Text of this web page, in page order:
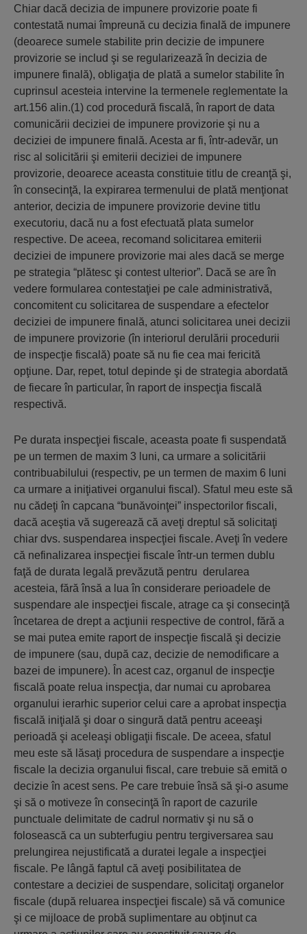
Chiar dacă decizia de impunere provizorie poate fi
contestată numai împreună cu decizia finală de impunere
(deoarece sumele stabilite prin decizie de impunere
provizorie se includ şi se regularizează în decizia de
impunere finală), obligaţia de plată a sumelor stabilite în
cuprinsul acesteia intervine la termenele reglementate la
art.156 alin.(1) cod procedură fiscală, în raport de data
comunicării deciziei de impunere provizorie şi nu a
deciziei de impunere finală. Acesta ar fi, într-adevăr, un
risc al solicitării şi emiterii deciziei de impunere
provizorie, deoarece aceasta constituie titlu de creanţă şi,
în consecinţă, la expirarea termenului de plată menţionat
anterior, decizia de impunere provizorie devine titlu
executoriu, dacă nu a fost efectuată plata sumelor
respective. De aceea, recomand solicitarea emiterii
deciziei de impunere provizorie mai ales dacă se merge
pe strategia “plătesc şi contest ulterior”. Dacă se are în
vedere formularea contestaţiei pe cale administrativă,
concomitent cu solicitarea de suspendare a efectelor
deciziei de impunere finală, atunci solicitarea unei decizii
de impunere provizorie (în interiorul derulării procedurii
de inspecţie fiscală) poate să nu fie cea mai fericită
opţiune. Dar, repet, totul depinde şi de strategia abordată
de fiecare în particular, în raport de inspecţia fiscală
respectivă.
Pe durata inspecţiei fiscale, aceasta poate fi suspendată
pe un termen de maxim 3 luni, ca urmare a solicitării
contribuabilului (respectiv, pe un termen de maxim 6 luni
ca urmare a iniţiativei organului fiscal). Sfatul meu este să
nu cădeţi în capcana “bunăvoinţei” inspectorilor fiscali,
dacă aceştia vă sugerează că aveţi dreptul să solicitaţi
chiar dvs. suspendarea inspecţiei fiscale. Aveţi în vedere
că nefinalizarea inspecţiei fiscale într-un termen dublu
faţă de durata legală prevăzută pentru derularea
acesteia, fără însă a lua în considerare perioadele de
suspendare ale inspecţiei fiscale, atrage ca şi consecinţă
încetarea de drept a acţiunii respective de control, fără a
se mai putea emite raport de inspecţie fiscală şi decizie
de impunere (sau, după caz, decizie de nemodificare a
bazei de impunere). În acest caz, organul de inspecţie
fiscală poate relua inspecţia, dar numai cu aprobarea
organului ierarhic superior celui care a aprobat inspecţia
fiscală iniţială şi doar o singură dată pentru aceeaşi
perioadă şi aceleaşi obligaţii fiscale. De aceea, sfatul
meu este să lăsaţi procedura de suspendare a inspecţie
fiscale la decizia organului fiscal, care trebuie să emită o
decizie în acest sens. Pe care trebuie însă să şi-o asume
şi să o motiveze în consecinţă în raport de cazurile
punctuale delimitate de cadrul normativ şi nu să o
folosească ca un subterfugiu pentru tergiversarea sau
prelungirea nejustificată a duratei legale a inspecţiei
fiscale. Pe lângă faptul că aveţi posibilitatea de
contestare a deciziei de suspendare, solicitaţi organelor
fiscale (după reluarea inspecţiei fiscale) să vă comunice
şi ce mijloace de probă suplimentare au obţinut ca